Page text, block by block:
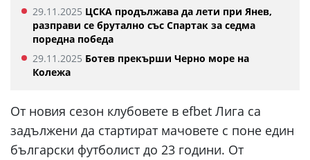
29.11.2025 ЦСКА продължава да лети при Янев,
разправи се брутално със Спартак за седма
поредна победа
29.11.2025 Ботев прекърши Черно море на
Колежа
От новия сезон клубовете в efbet Лига са
задължени да стартират мачовете с поне един
български футболист до 23 години. От